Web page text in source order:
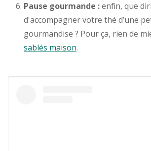
Pause gourmande :enfin, que
d'accompagner votre thé d’une
gourmandise ? Pour ça, rien de
sablés maison.